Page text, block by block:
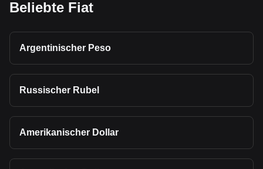
Beliebte Fiat
Argentinischer Peso
Russischer Rubel
Amerikanischer Dollar